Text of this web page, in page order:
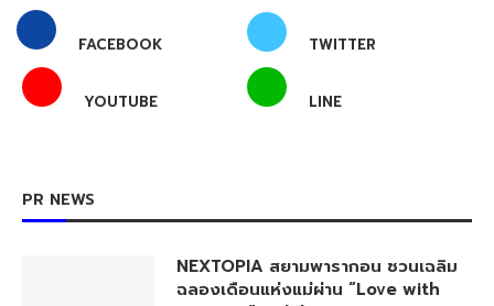
FACEBOOK TWITTER
YOUTUBE LINE
PR NEWS
NEXTOPIA สยามพารากอน ชวนเฉลิม
ฉลองเดือนแห่งแม่ผ่าน “Love with